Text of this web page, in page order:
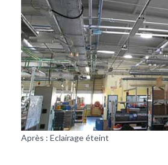
Après : Eclairage éteint